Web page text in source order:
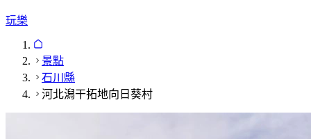
玩樂
景點
石川縣
河北潟干拓地向日葵村